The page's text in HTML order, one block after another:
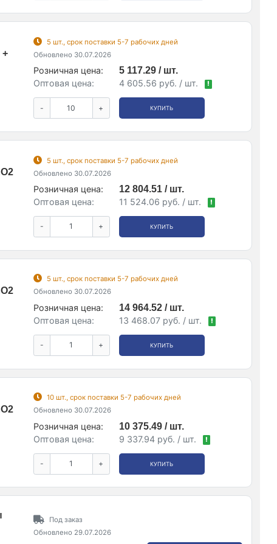
+
5 шт., срок поставки 5-7 рабочих дней
Обновлено 30.07.2026
Розничная цена:
5 117.29 / шт.
Оптовая цена:
4 605.56 руб. / шт. !
- + КУПИТЬ
5 шт., срок поставки 5-7 рабочих дней
Обновлено 30.07.2026
Розничная цена:
12 804.51 / шт.
Оптовая цена:
11 524.06 руб. / шт. !
- + КУПИТЬ
5 шт., срок поставки 5-7 рабочих дней
Обновлено 30.07.2026
Розничная цена:
14 964.52 / шт.
Оптовая цена:
13 468.07 руб. / шт. !
- + КУПИТЬ
10 шт., срок поставки 5-7 рабочих дней
Обновлено 30.07.2026
Розничная цена:
10 375.49 / шт.
Оптовая цена:
9 337.94 руб. / шт. !
- + КУПИТЬ
Под заказ
Обновлено 29.07.2026